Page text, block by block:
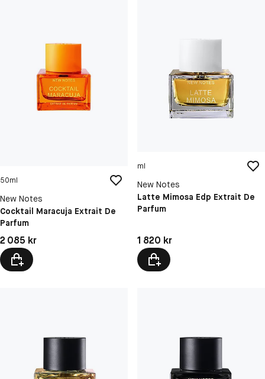
50ml
New Notes
Cocktail Maracuja Extrait De
Parfum
Pris: 2 085 kr
2 085 kr
ml
New Notes
Latte Mimosa Edp Extrait De
Parfum
Pris: 1 820 kr
1 820 kr